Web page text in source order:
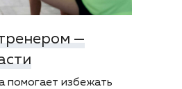
—
помогает избежать